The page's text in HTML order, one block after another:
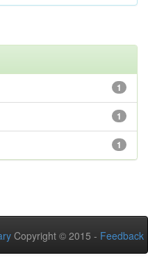
1
1
1
Copyright © 2015 - Feedback